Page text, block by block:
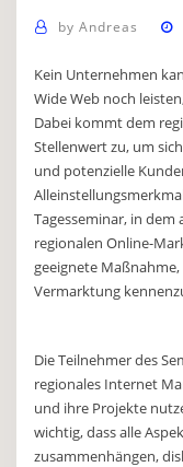
by Andreas
Kein Unternehmen
Wide Web noch
Dabei kommt dem
Stellenwert zu, um
und potenzielle
Tagesseminar, in
regionalen Online-
geeignete
Vermarktung
Die Teilnehmer des
regionales Internet
und ihre Projekte
wichtig, dass alle
zusammenhängen,